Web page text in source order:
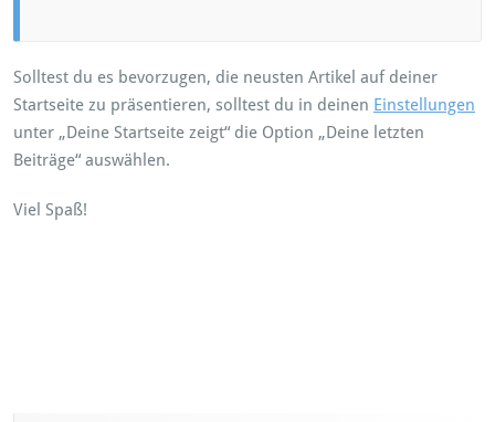
Solltest du es bevorzugen, die neusten Artikel auf deiner
Startseite zu präsentieren, solltest du in deinen Einstellungen
unter „Deine Startseite zeigt“ die Option „Deine letzten
Beiträge“ auswählen.
Viel Spaß!